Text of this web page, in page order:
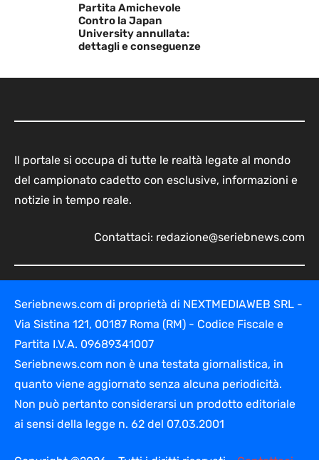
Partita Amichevole
Contro la Japan
University annullata:
dettagli e conseguenze
Il portale si occupa di tutte le realtà legate al mondo
del campionato cadetto con esclusive, informazioni e
notizie in tempo reale.
Contattaci: redazione@seriebnews.com
Seriebnews.com di proprietà di NEXTMEDIAWEB SRL -
Via Sistina 121, 00187 Roma (RM) - Codice Fiscale e
Partita I.V.A. 09689341007
Seriebnews.com non è una testata giornalistica, in
quanto viene aggiornato senza alcuna periodicità.
Non può pertanto considerarsi un prodotto editoriale
ai sensi della legge n. 62 del 07.03.2001